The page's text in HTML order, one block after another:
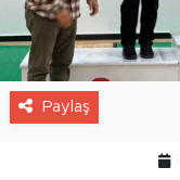
Paylaş